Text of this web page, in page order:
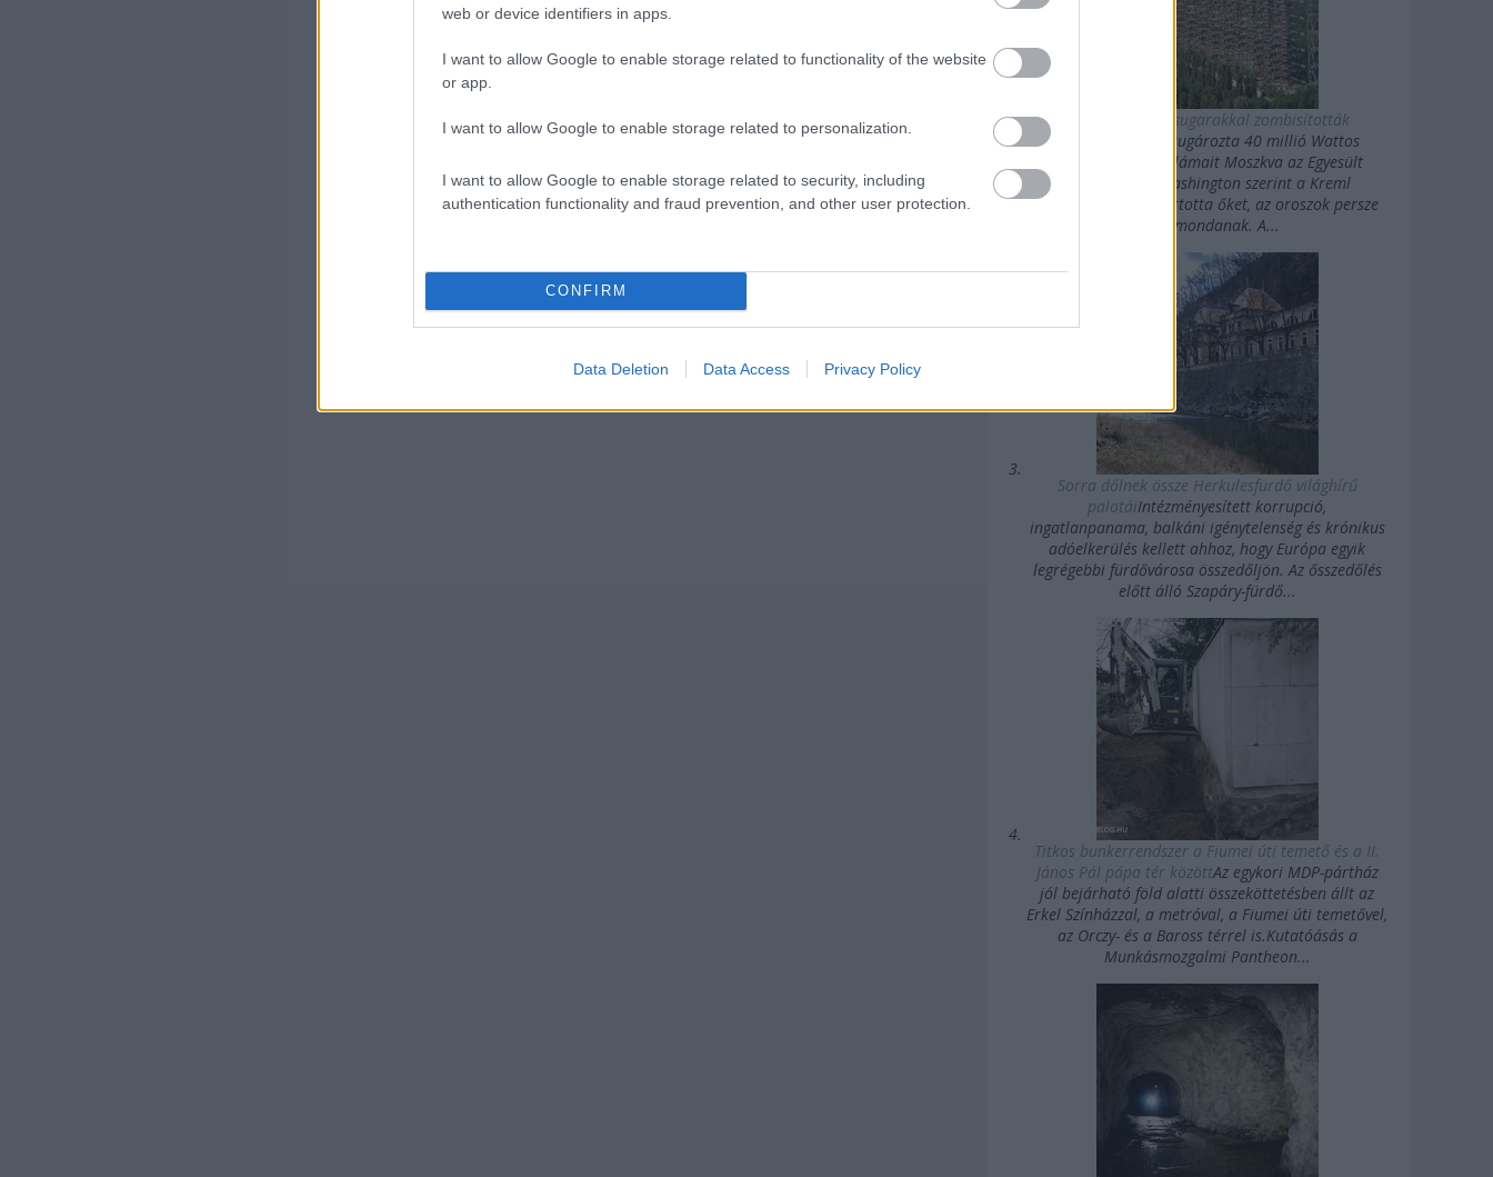
web or device identifiers in apps.
I want to allow Google to enable storage related to functionality of the website
or app.
I want to allow Google to enable storage related to personalization.
I want to allow Google to enable storage related to security, including
authentication functionality and fraud prevention, and other user protection.
CONFIRM
Data Deletion Data Access Privacy Policy
Az oroszok gigasugarakkal zombisították
10 évig sugározta 40 millió Wattos
erősségű rövidhullámait Moszkva az Egyesült
Államok felé. Washington szerint a Kreml
agykontroll alatt tartotta őket, az oroszok persze
mást mondanak. A...
Sorra dőlnek össze Herkulesfürdő világhírű
palotáiIntézményesített korrupció,
ingatlanpanama, balkáni igénytelenség és krónikus
adóelkerülés kellett ahhoz, hogy Európa egyik
legrégebbi fürdővárosa összedőljön. Az ősszedőlés
előtt álló Szapáry-fürdő...
Titkos bunkerrendszer a Fiumei úti temető és a II.
János Pál pápa tér közöttAz egykori MDP-pártház
jól bejárható föld alatti összeköttetésben állt az
Erkel Színházzal, a metróval, a Fiumei úti temetővel,
az Orczy- és a Baross térrel is.Kutatóásás a
Munkásmozgalmi Pantheon...